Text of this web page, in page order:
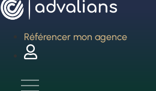
Référencer mon agence